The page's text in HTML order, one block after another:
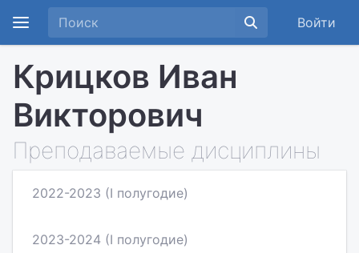
Войти
Крицков Иван
Викторович
Преподаваемые дисциплины
2022-2023 (I полугодие)
2023-2024 (I полугодие)